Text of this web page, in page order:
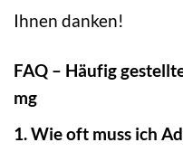
Ihnen danken!
FAQ – Häufig
mg
1. Wie oft muss ich